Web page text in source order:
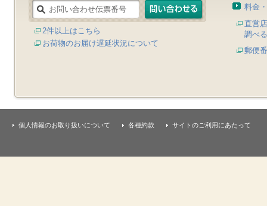
2件以上はこちら
お荷物のお届け遅延状況について
料金
直営
調べる
郵便
個人情報のお取り扱いについて 各種約款 サイトのご利用にあたって